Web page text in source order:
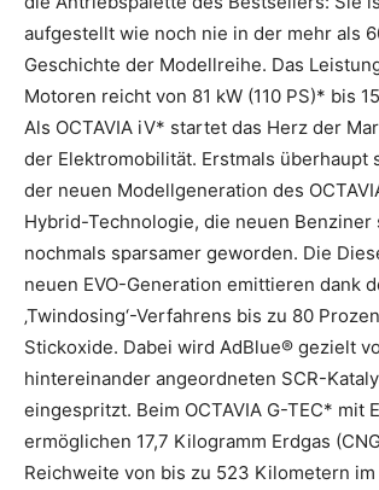
aufgestellt wie noch nie in der mehr als
Geschichte der Modellreihe. Das
Motoren reicht von 81 kW (110 PS)* bis
Als OCTAVIA iV* startet das Herz der
der Elektromobilität. Erstmals überhaupt
der neuen Modellgeneration des
Hybrid-Technologie, die neuen Benziner
nochmals sparsamer geworden. Die
neuen EVO-Generation emittieren dank
‚Twindosing‘-Verfahrens bis zu 80
Stickoxide. Dabei wird AdBlue® gezielt
hintereinander angeordneten SCR-
eingespritzt. Beim OCTAVIA G-TEC* mit
ermöglichen 17,7 Kilogramm Erdgas
Reichweite von bis zu 523 Kilometern